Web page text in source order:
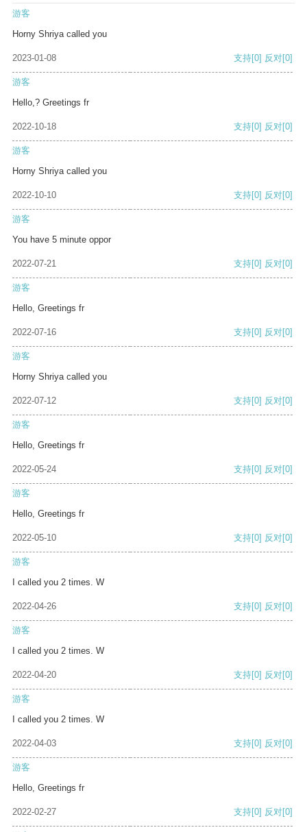
游客
Horny Shriya called you
2023-01-08 支持[0] 反对[0]
游客
Hello,? Greetings fr
2022-10-18 支持[0] 反对[0]
游客
Horny Shriya called you
2022-10-10 支持[0] 反对[0]
游客
You have 5 minute oppor
2022-07-21 支持[0] 反对[0]
游客
Hello, Greetings fr
2022-07-16 支持[0] 反对[0]
游客
Horny Shriya called you
2022-07-12 支持[0] 反对[0]
游客
Hello, Greetings fr
2022-05-24 支持[0] 反对[0]
游客
Hello, Greetings fr
2022-05-10 支持[0] 反对[0]
游客
I called you 2 times. W
2022-04-26 支持[0] 反对[0]
游客
I called you 2 times. W
2022-04-20 支持[0] 反对[0]
游客
I called you 2 times. W
2022-04-03 支持[0] 反对[0]
游客
Hello, Greetings fr
2022-02-27 支持[0] 反对[0]